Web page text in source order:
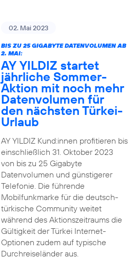
02. Mai 2023
BIS ZU 25 GIGABYTE DATENVOLUMEN AB
2. MAI:
AY YILDIZ startet
jährliche Sommer-
Aktion mit noch mehr
Datenvolumen für
den nächsten Türkei-
Urlaub
AY YILDIZ Kund:innen profitieren bis
einschließlich 31. Oktober 2023
von bis zu 25 Gigabyte
Datenvolumen und günstigerer
Telefonie. Die führende
Mobilfunkmarke für die deutsch-
türkische Community weitet
während des Aktionszeitraums die
Gültigkeit der Türkei Internet-
Optionen zudem auf typische
Durchreiseländer aus.